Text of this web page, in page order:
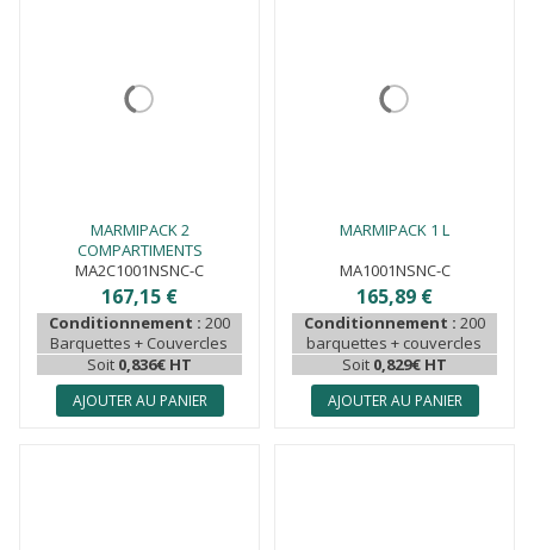
MARMIPACK 2
COMPARTIMENTS
MA2C1001NSNC-C
167,15 €
Conditionnement : 200
Barquettes + Couvercles
Soit 0,836€ HT
AJOUTER AU PANIER
MARMIPACK 1 L
MA1001NSNC-C
165,89 €
Conditionnement : 200
barquettes + couvercles
Soit 0,829€ HT
AJOUTER AU PANIER